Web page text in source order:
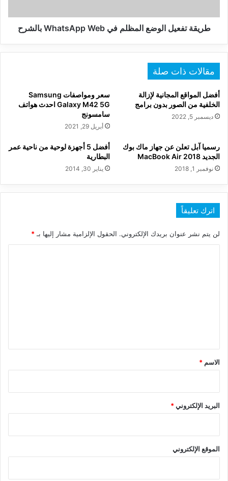
طريقة تفعيل الوضع المظلم في WhatsApp Web بالشرح
مقالات ذات صلة
أفضل المواقع المجانية لإزالة
الخلفية من الصور بدون برامج
ديسمبر 5, 2022
سعر ومواصفات Samsung
Galaxy M42 5G احدث هواتف
سامسونج
أبريل 29, 2021
رسميا آبل تعلن عن جهاز ماك بوك
الجديد MacBook Air 2018
نوفمبر 1, 2018
أفضل 5 أجهزة لوحية من ناحية عمر
البطارية
يناير 30, 2014
اترك تعليقاً
لن يتم نشر عنوان بريدك الإلكتروني. الحقول الإلزامية مشار إليها بـ*
*
الاسم *
البريد الإلكتروني*
الموقع الإلكتروني